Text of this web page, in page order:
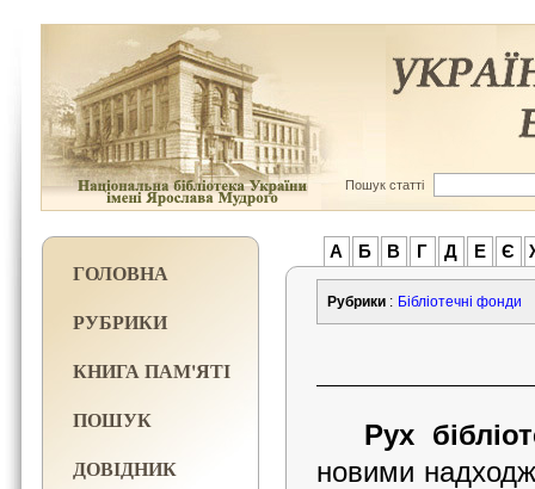
Пошук статті
ГОЛОВНА
РУБРИКИ
КНИГА ПАМ'ЯТІ
ПОШУК
ДОВІДНИК
А Б В Г Д Е Є
Рубрики : Бібліотечні фонди
Рух
новими